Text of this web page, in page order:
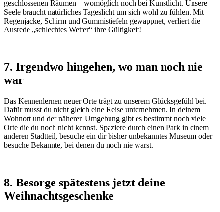
geschlossenen Räumen – womöglich noch bei Kunstlicht. Unsere
Seele braucht natürliches Tageslicht um sich wohl zu fühlen. Mit
Regenjacke, Schirm und Gummistiefeln gewappnet, verliert die
Ausrede „schlechtes Wetter“ ihre Gültigkeit!
7. Irgendwo hingehen, wo man noch nie
war
Das Kennenlernen neuer Orte trägt zu unserem Glücksgefühl bei.
Dafür musst du nicht gleich eine Reise unternehmen. In deinem
Wohnort und der näheren Umgebung gibt es bestimmt noch viele
Orte die du noch nicht kennst. Spaziere durch einen Park in einem
anderen Stadtteil, besuche ein dir bisher unbekanntes Museum oder
besuche Bekannte, bei denen du noch nie warst.
8. Besorge spätestens jetzt deine
Weihnachtsgeschenke